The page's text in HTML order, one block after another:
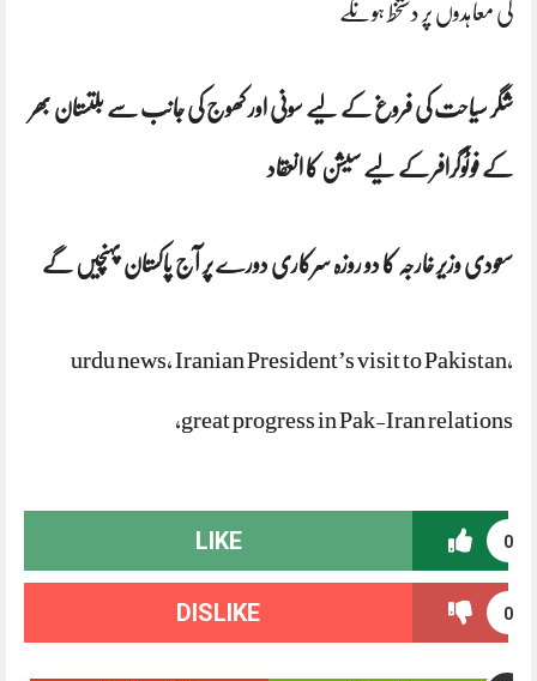
کی معاہدوں پر دستخط ہونگے
شگر سیاحت کی فروغ کے لیے سونی اور کھوج کی جانب سے بلتستان بھر
کے فوٹوگرافر کے لیے سیشن کا انعقاد
سعودی وزیر خارجہ کا دو روزہ سرکاری دورے پر آج پاکستان پہنچیں گے
urdu news, Iranian President’s visit to Pakistan,
great progress in Pak-Iran relations,
0
LIKE
0
DISLIKE